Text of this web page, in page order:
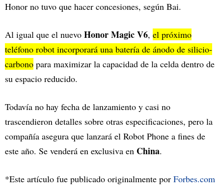
Honor no tuvo que hacer concesiones, según Bai.
Al igual que el nuevo Honor Magic V6, el próximo
teléfono robot incorporará una batería de ánodo de silicio-
carbono para maximizar la capacidad de la celda dentro de
su espacio reducido.
Todavía no hay fecha de lanzamiento y casi no
trascendieron detalles sobre otras especificaciones, pero la
compañía asegura que lanzará el Robot Phone a fines de
este año. Se venderá en exclusiva en China.
*Este artículo fue publicado originalmente por Forbes.com